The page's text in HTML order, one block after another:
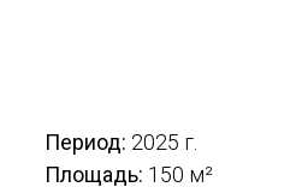
Период: 2025 г.
Площадь: 150 м²